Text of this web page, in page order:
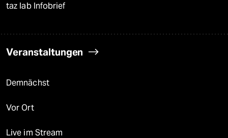
taz lab Infobrief
Veranstaltungen
Demnächst
Vor Ort
Live im Stream